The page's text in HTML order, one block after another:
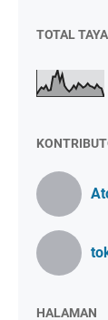
TOTAL
HALAMAN